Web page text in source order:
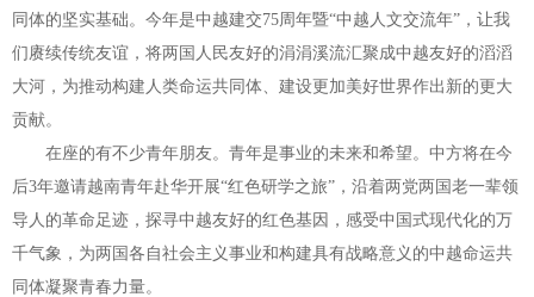
同体的坚实基础。今年是中越建交75周年暨“中越人文交流年”，让我
们赓续传统友谊，将两国人民友好的涓涓溪流汇聚成中越友好的滔滔
大河，为推动构建人类命运共同体、建设更加美好世界作出新的更大
贡献。
在座的有不少青年朋友。青年是事业的未来和希望。中方将在今
后3年邀请越南青年赴华开展“红色研学之旅”，沿着两党两国老一辈领
导人的革命足迹，探寻中越友好的红色基因，感受中国式现代化的万
千气象，为两国各自社会主义事业和构建具有战略意义的中越命运共
同体凝聚青春力量。